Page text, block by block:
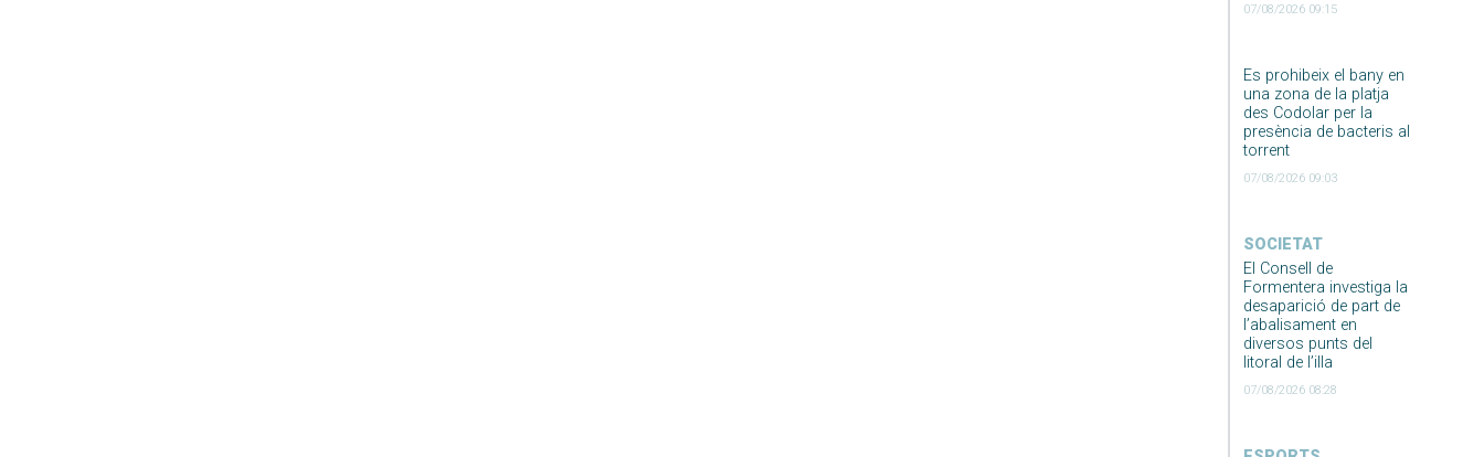
07/08/2026 09:15
Es prohibeix el bany en
una zona de la platja
des Codolar per la
presència de bacteris al
torrent
07/08/2026 09:03
SOCIETAT
El Consell de
Formentera investiga la
desaparició de part de
l’abalisament en
diversos punts del
litoral de l’illa
07/08/2026 08:28